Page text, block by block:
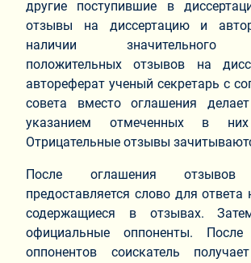
другие поступившие в
отзывы на диссертацию и
наличии значительного
положительных отзывов на
автореферат ученый секретарь с
совета вместо оглашения
указанием отмеченных в них
Отрицательные отзывы
После оглашения отзывов
предоставляется слово для ответа
содержащиеся в отзывах.
официальные оппоненты. После
оппонентов соискатель